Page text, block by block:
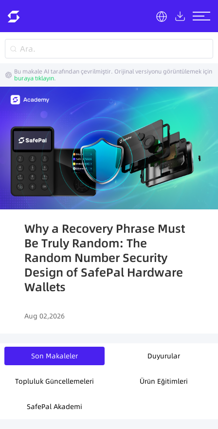
Bu makale AI tarafından çevrilmiştir. Orijinal versiyonu görüntülemek için
buraya tıklayın.
Why a Recovery Phrase Must
Be Truly Random: The
Random Number Security
Design of SafePal Hardware
Wallets
Aug 02,2026
Son Makaleler Duyurular
Topluluk Güncellemeleri Ürün Eğitimleri
SafePal Akademi